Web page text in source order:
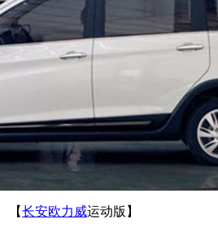
【长安欧力威运动版】